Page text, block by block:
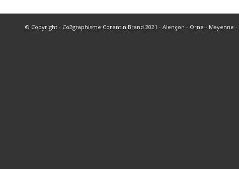
© Copyright - Co2graphisme Corentin Brand 2021 - Alençon - Orne - Mayenne -